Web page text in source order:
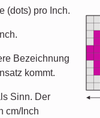
(dots) pro Inch.
Bezeichnung
kommt.
Sinn. Der
cm/Inch